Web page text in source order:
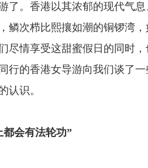
。香港以其浓郁的现代气息
鳞次栉比熙攘如潮的铜锣湾
情享受这甜蜜假日的同时
行的香港女导游向我们谈了
认识。
会有法轮功”